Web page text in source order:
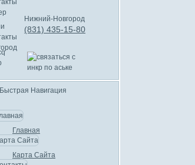
Нижний-Новгород
(831) 435-15-80
Быстрая Навигация
Главная
Карта Сайта